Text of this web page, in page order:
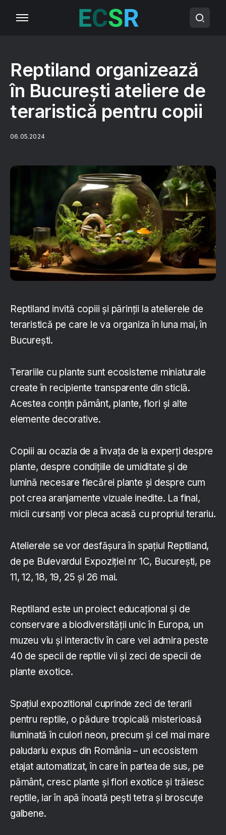
Reptiland organizează
în București ateliere de
teraristică pentru copii
06.05.2024
Reptiland invită copiii și părinții la atelierele de
teraristică pe care le va organiza în luna mai, în
București.
Terariile cu plante sunt ecosisteme miniaturale
create în recipiente transparente din sticlă.
Acestea conţin pământ, plante, flori și alte
elemente decorative.
Copiii au ocazia de a învața de la experți despre
plante, despre condițiile de umiditate și de
lumină necesare fiecărei plante și despre cum
pot crea aranjamente vizuale inedite. La final,
micii cursanți vor pleca acasă cu propriul terariu.
Atelierele se vor desfășura în spațiul Reptiland,
de pe Bulevardul Expoziției nr 1C, București, pe
11, 12, 18, 19, 25 și 26 mai.
Reptiland este un proiect educațional și de
conservare a biodiversității unic în Europa, un
muzeu viu și interactiv în care vei admira peste
40 de specii de reptile vii și zeci de specii de
plante exotice.
Spațiul expozitional cuprinde zeci de terarii
pentru reptile, o pădure tropicală misterioasă
iluminată în culori neon, precum și cel mai mare
paludariu expus din România – un ecosistem
etajat automatizat, în care în partea de sus, pe
pământ, cresc plante și flori exotice și trăiesc
reptile, iar în apă înoată pești tetra și broscuțe
galbene.